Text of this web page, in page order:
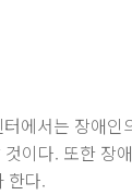
에서는 장애인
이다. 또한 장
한다.